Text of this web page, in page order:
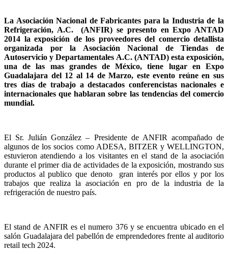
La Asociación Nacional de Fabricantes para la Industria de la
Refrigeración, A.C. (ANFIR) se presento en Expo ANTAD
2014 la exposición de los proveedores del comercio detallista
organizada por la Asociación Nacional de Tiendas de
Autoservicio y Departamentales A.C. (ANTAD) esta exposición,
una de las mas grandes de México, tiene lugar en Expo
Guadalajara del 12 al 14 de Marzo, este evento reúne en sus
tres días de trabajo a destacados conferencistas nacionales e
internacionales que hablaran sobre las tendencias del comercio
mundial.
El Sr. Julián González – Presidente de ANFIR acompañado de
algunos de los socios como ADESA, BITZER y WELLINGTON,
estuvieron atendiendo a los visitantes en el stand de la asociación
durante el primer dia de actividades de la exposición, mostrando sus
productos al publico que denoto gran interés por ellos y por los
trabajos que realiza la asociación en pro de la industria de la
refrigeración de nuestro país.
El stand de ANFIR es el numero 376 y se encuentra ubicado en el
salón Guadalajara del pabellón de emprendedores frente al auditorio
retail tech 2024.